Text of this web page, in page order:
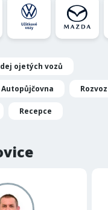
ojetých vozů
Autopůjčovna
Recepce